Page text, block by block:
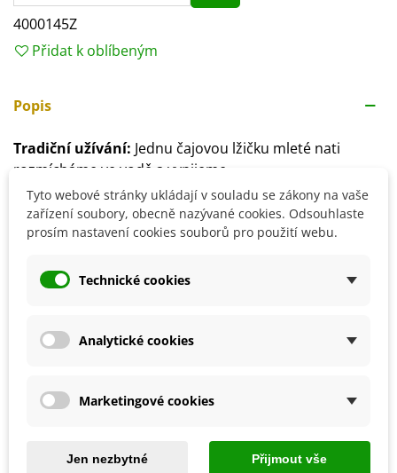
4000145Z
Přidat k oblíbeným
Popis
Tradiční užívání: Jednu čajovou lžičku mleté nati
rozmícháme ve vodě a vypijeme.
Užíváme 2× denně – ráno na lačno a v podvečer. Při
průběžném užívání 1× denně ráno podobu 6 týdnů 2×
TIP na přípravu:Požadované množství nejprve
Tyto webové stránky ukládají v souladu se zákony na vaše
zařízení soubory, obecně nazývané cookies. Odsouhlaste
prosím nastavení cookies souborů pro použití webu.
Technické cookies
Analytické cookies
Marketingové cookies
Jen nezbytné Přijmout vše